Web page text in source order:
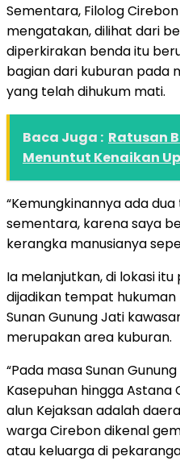
Sementara, Filolog
mengatakan, dilihat dari
diperkirakan benda itu
bagian dari kuburan pada
yang telah dihukum mati.
Baca Juga : Ratusan
Menuntut Kenaikan
“Kemungkinannya ada
sementara, karena saya
kerangka manusianya
Ia melanjutkan, di lokasi
dijadikan tempat
Sunan Gunung Jati
merupakan area kuburan.
“Pada masa Sunan
Kasepuhan hingga Astana
alun Kejaksan adalah
warga Cirebon dikenal
atau keluarga di